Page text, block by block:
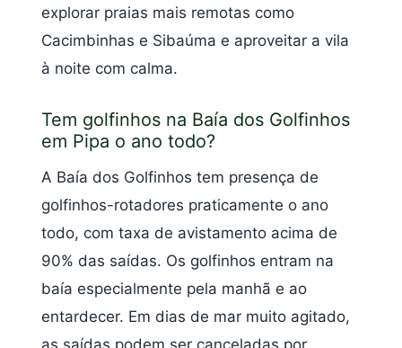
explorar praias mais remotas como
Cacimbinhas e Sibaúma e aproveitar a vila
à noite com calma.
Tem golfinhos na Baía dos Golfinhos
em Pipa o ano todo?
A Baía dos Golfinhos tem presença de
golfinhos-rotadores praticamente o ano
todo, com taxa de avistamento acima de
90% das saídas. Os golfinhos entram na
baía especialmente pela manhã e ao
entardecer. Em dias de mar muito agitado,
as saídas podem ser canceladas por